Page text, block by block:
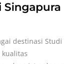
Singapura
destinasi Studi
kualitas